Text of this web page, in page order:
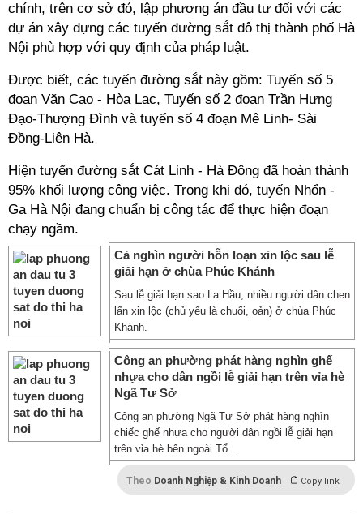
chính, trên cơ sở đó, lập phương án đầu tư đối với các
dự án xây dựng các tuyến đường sắt đô thị thành phố Hà
Nội phù hợp với quy định của pháp luật.
Được biết, các tuyến đường sắt này gồm: Tuyến số 5
đoạn Văn Cao - Hòa Lạc, Tuyến số 2 đoạn Trần Hưng
Đạo-Thượng Đình và tuyến số 4 đoạn Mê Linh- Sài
Đồng-Liên Hà.
Hiện tuyến đường sắt Cát Linh - Hà Đông đã hoàn thành
95% khối lượng công việc. Trong khi đó, tuyến Nhổn -
Ga Hà Nội đang chuẩn bị công tác để thực hiện đoạn
chạy ngầm.
Cả nghìn người hỗn loạn xin lộc sau lễ
giải hạn ở chùa Phúc Khánh
Sau lễ giải hạn sao La Hầu, nhiều người dân chen
lấn xin lộc (chủ yếu là chuối, oản) ở chùa Phúc
Khánh.
Công an phường phát hàng nghìn ghế
nhựa cho dân ngồi lễ giải hạn trên vỉa hè
Ngã Tư Sở
Công an phường Ngã Tư Sở phát hàng nghìn
chiếc ghế nhựa cho người dân ngồi lễ giải hạn
trên vỉa hè bên ngoài Tổ ...
Theo Doanh Nghiệp & Kinh Doanh Copy link